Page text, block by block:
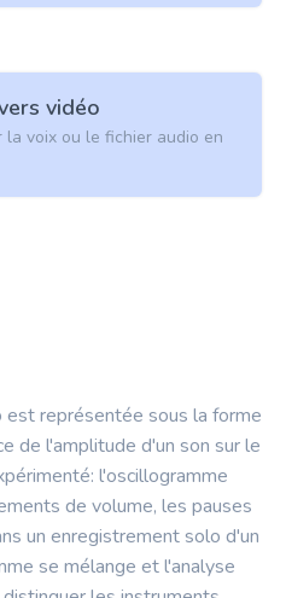
vidéo
la voix ou le fichier audio en
est représentée sous la forme
de l'amplitude d'un son sur le
l'oscillogramme
de volume, les pauses
un enregistrement solo d'un
se mélange et l'analyse